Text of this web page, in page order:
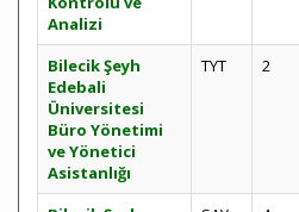
Analizi
Bilecik Şeyh
Edebali
Üniversitesi
Büro Yönetimi
ve Yönetici
Asistanlığı
TYT 2